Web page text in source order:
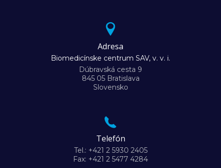
Adresa
Biomedicínske centrum SAV, v. v. i.
Dúbravská cesta 9
845 05 Bratislava
Slovensko
Telefón
Tel.: +421 2 5930 2405
Fax: +421 2 5477 4284